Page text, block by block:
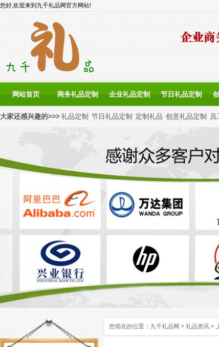
网站首页 商务礼品定制 企业礼品定制 节日礼品定制
您好,欢迎来到九千礼品网官方网站!
大家还感兴趣的>>>礼品定制 节日礼品定制 定制礼品 创意礼品定制 员
您现在的位置： 九千礼品网 > 礼品资讯 >